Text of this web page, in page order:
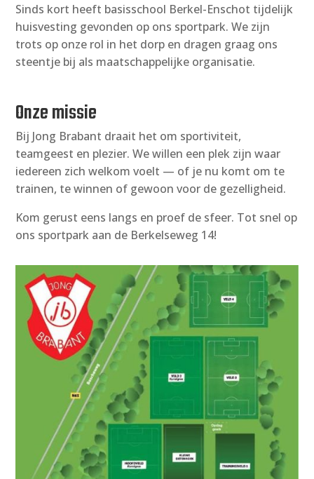
Sinds kort heeft basisschool Berkel-Enschot tijdelijk
huisvesting gevonden op ons sportpark. We zijn
trots op onze rol in het dorp en dragen graag ons
steentje bij als maatschappelijke organisatie.
Onze missie
Bij Jong Brabant draait het om sportiviteit,
teamgeest en plezier. We willen een plek zijn waar
iedereen zich welkom voelt — of je nu komt om te
trainen, te winnen of gewoon voor de gezelligheid.
Kom gerust eens langs en proef de sfeer. Tot snel op
ons sportpark aan de Berkelseweg 14!